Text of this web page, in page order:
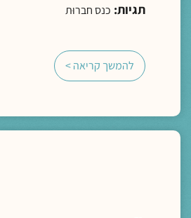
תגיות: כנס חברוּת
להמשך קריאה >